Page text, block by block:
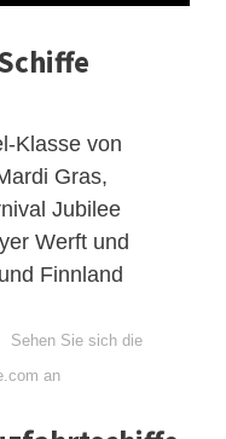
Klasse von
Gras,
Jubilee
Werft und
Finnland
Sehen Sie sich die
an